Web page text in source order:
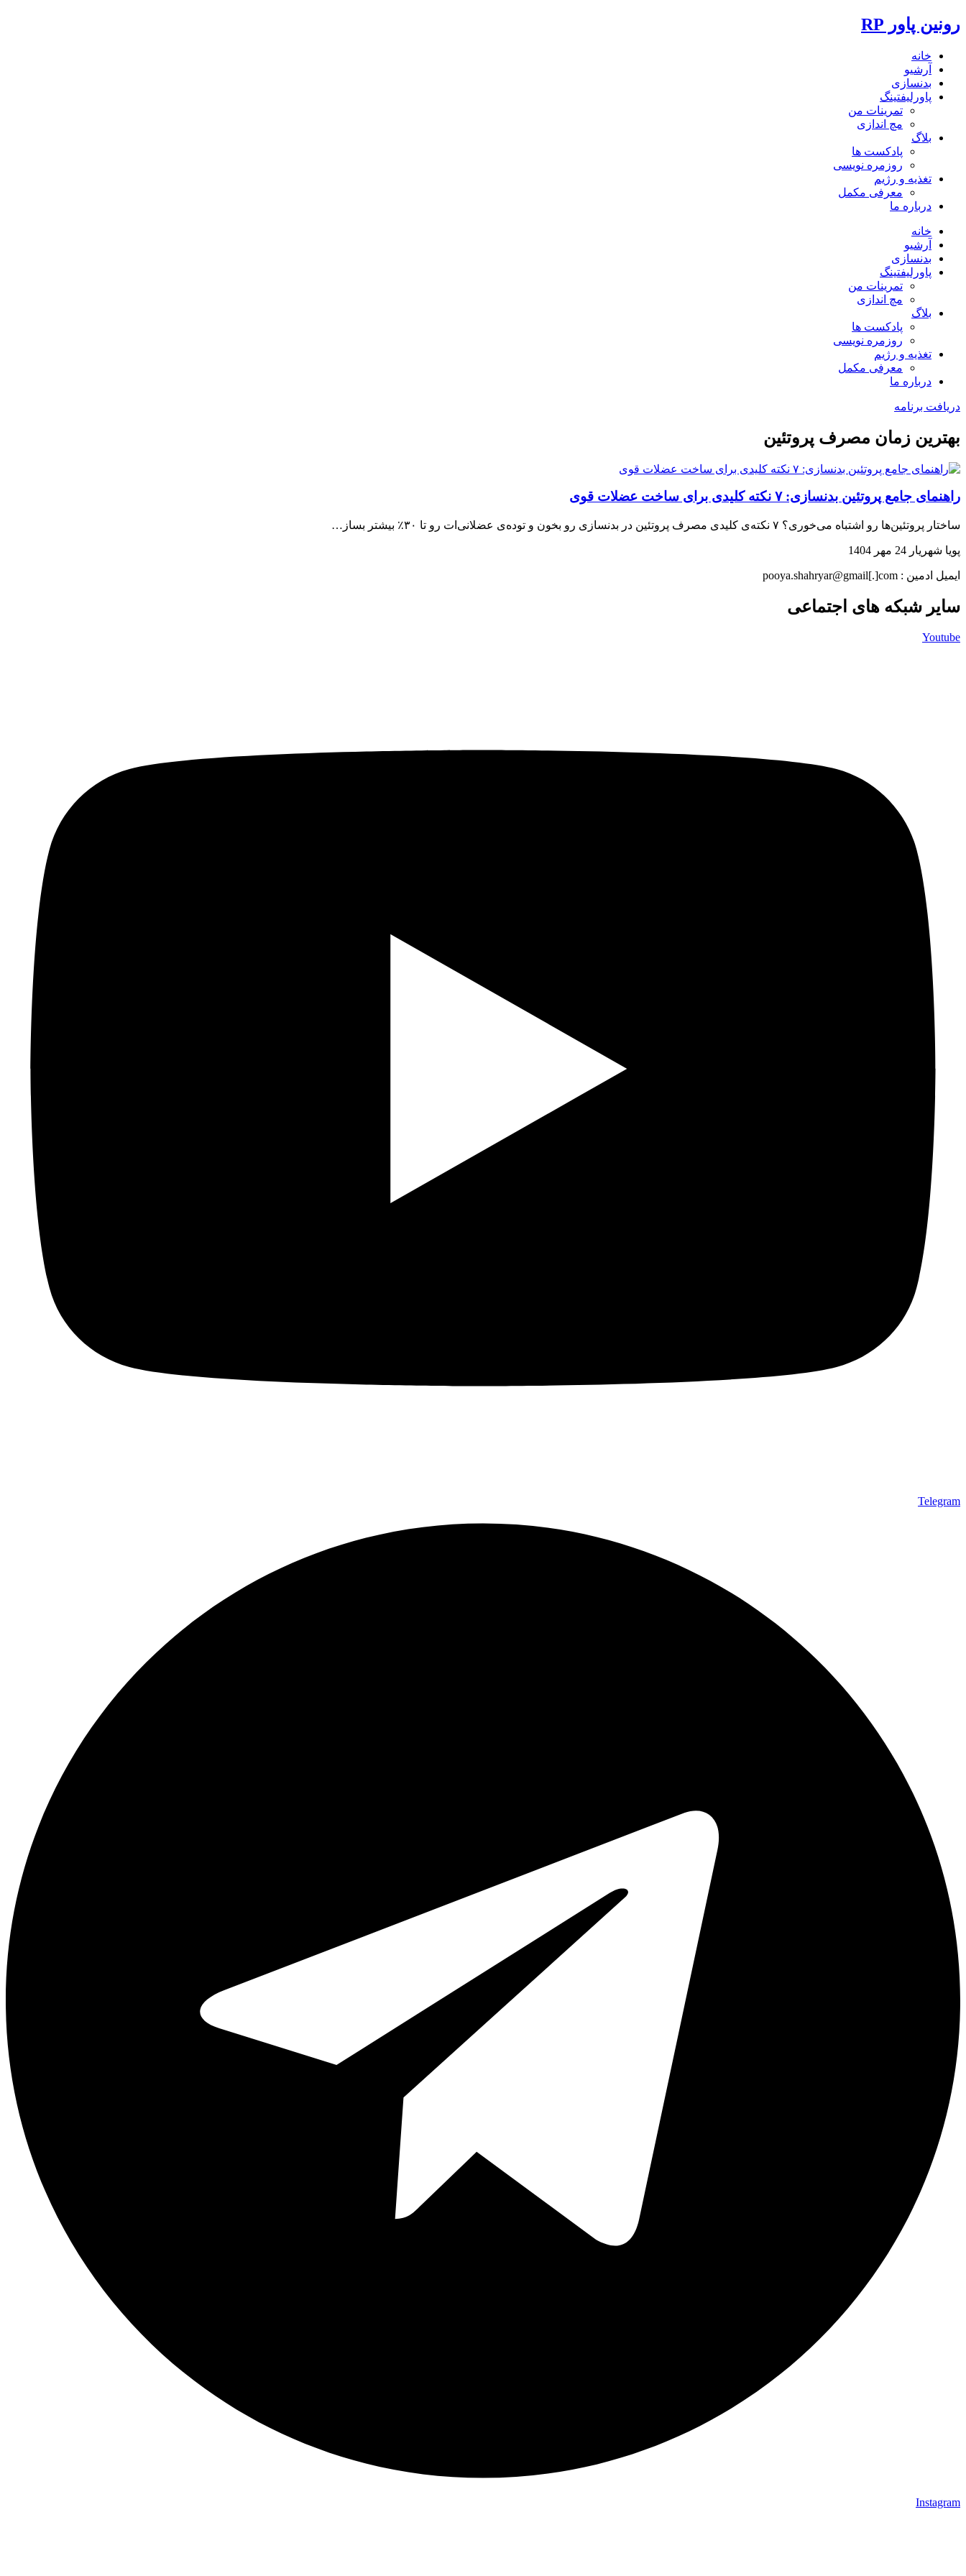
رونین پاور RP
خانه
آرشیو
بدنسازی
پاورلیفتینگ
تمرینات من
مچ اندازی
بلاگ
پادکست ها
روزمره نویسی
تغذیه و رژیم
معرفی مکمل
درباره ما
خانه
آرشیو
بدنسازی
پاورلیفتینگ
تمرینات من
مچ اندازی
بلاگ
پادکست ها
روزمره نویسی
تغذیه و رژیم
معرفی مکمل
درباره ما
دریافت برنامه
بهترین زمان مصرف پروتئین
راهنمای جامع پروتئین بدنسازی: ۷ نکته کلیدی برای ساخت عضلات قوی
ساختار پروتئین‌ها رو اشتباه می‌خوری؟ ۷ نکته‌ی کلیدی مصرف پروتئین در بدنسازی رو بخون و توده‌ی عضلانی‌ات رو تا ۳۰٪ بیشتر بساز…
پویا شهریار 24 مهر 1404
ایمیل ادمین : pooya.shahryar@gmail[.]com
سایر شبکه های اجتماعی
Youtube
Telegram
Instagram